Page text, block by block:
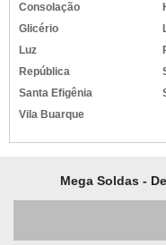
Consolação
Glicério
Luz
República
Santa Efigênia
Vila Buarque
Mega Soldas -